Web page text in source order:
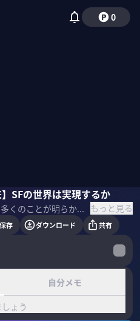
0
SFの世界は実現するか
最新研究で多くのことが明らかになってきた、人間の「脳」。かつてSFで描かれた近未来の世界は、まもなく実現されるのか？サイボーグや心を持つAI、脳の電子データ化などの可能性について、櫻井武氏に聞いた。 ＜ゲスト＞ 櫻井武｜医学博士 1964年、東京都生まれ。筑波大学大学院医学研究科修了。 筑波大学医学医療系教授、国際統合睡眠医科学研究機構 副機構長。 1998年、覚醒を制御する神経ペプチド「オレキシン」を発見。 ▼参考書籍 『SF脳とリアル脳 どこまで可能か、なぜ不可能なのか』 もっと見る
保存 ダウンロード 共有
自分メモ
ょう